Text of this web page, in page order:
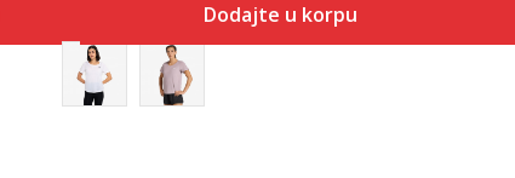
Dodajte u korpu